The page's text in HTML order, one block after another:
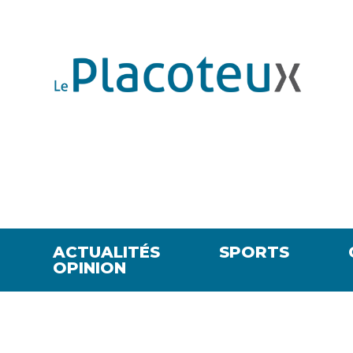
ACTUALITÉS SPORTS
OPINION